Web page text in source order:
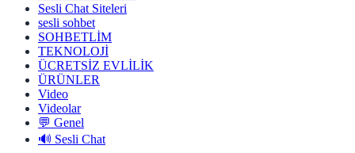
Sesli Chat Siteleri
sesli sohbet
SOHBETLİM
TEKNOLOJİ
ÜCRETSİZ EVLİLİK
ÜRÜNLER
Video
Videolar
💬 Genel
🔊 Sesli Chat